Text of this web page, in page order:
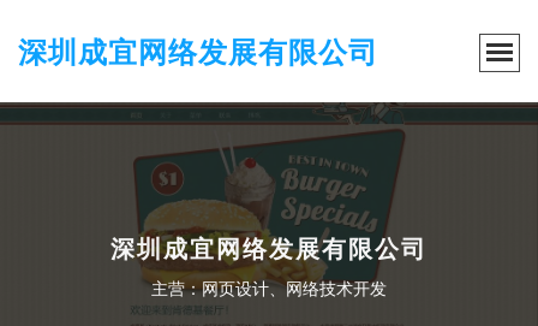
深圳成宜网络发展有限公司
深圳成宜网络发展有限公司
主营：网页设计、网络技术开发